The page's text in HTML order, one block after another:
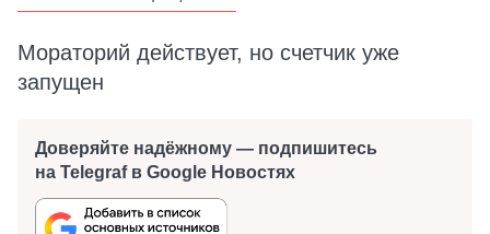
Мораторий действует, но счетчик уже
запущен
Доверяйте надёжному — подпишитесь
на Telegraf в Google Новостях